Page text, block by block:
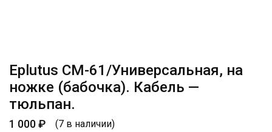
Eplutus CM-61/Универсальная, на
ножке (бабочка). Кабель —
тюльпан.
1 000₽ (7 в наличии)